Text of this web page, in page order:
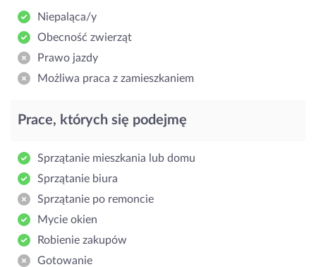
Niepaląca/y
Obecność zwierząt
Prawo jazdy
Możliwa praca z zamieszkaniem
Prace, których się podejmę
Sprzątanie mieszkania lub domu
Sprzątanie biura
Sprzątanie po remoncie
Mycie okien
Robienie zakupów
Gotowanie